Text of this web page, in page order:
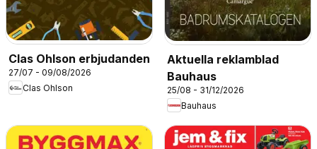
Clas Ohlson erbjudanden
27/07 - 09/08/2026
Clas Ohlson
Aktuella reklamblad
Bauhaus
25/08 - 31/12/2026
Bauhaus